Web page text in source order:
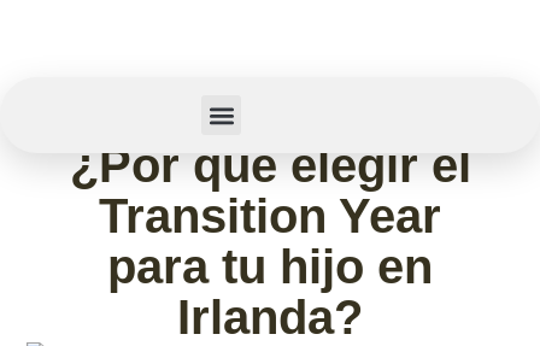
febrero 11, 2026
¿Por qué elegir el
Transition Year
para tu hijo en
Irlanda?